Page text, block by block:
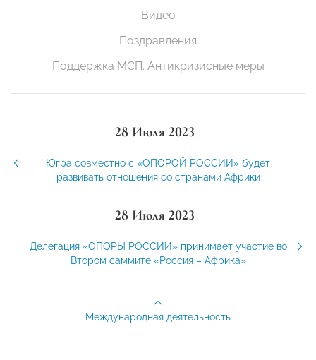
Видео
Поздравления
Поддержка МСП. Антикризисные меры
28 Июля 2023
Югра совместно с «ОПОРОЙ РОССИИ» будет
развивать отношения со странами Африки
28 Июля 2023
Делегация «ОПОРЫ РОССИИ» принимает участие во
Втором саммите «Россия – Африка»
Международная деятельность